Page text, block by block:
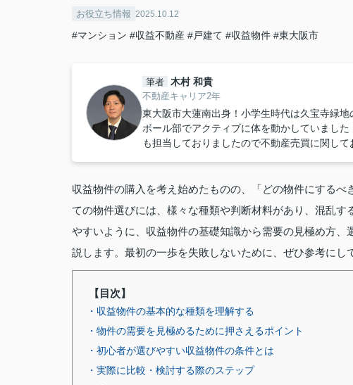
お役立ち情報 2025.10.12
#マンション #収益不動産 #戸建て #収益物件 #東大阪市
筆者 木村 和貴
不動産キャリア2年
東大阪市大蓮南出身！小学生時代は久宝寺緑
ボール部でアクティブに体を動かしていまし
も担当しておりましたので不動産売買に関し
収益物件の購入を考え始めたものの、「どの物件にする
ての物件選びには、様々な種類や判断材料があり、混乱
やすいように、収益物件の基礎知識から需要の見極め方
説します。最初の一歩を失敗しないために、ぜひ参考にし
【目次】
・収益物件の基本的な種類を理解する
・物件の需要を見極めるために押さえるポイント
・初心者が選びやすい収益物件の条件とは
・実際に比較・検討する際のステップ